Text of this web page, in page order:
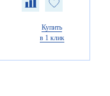
Купить
в 1 клик